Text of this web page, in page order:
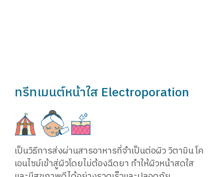
ทรีทเมนต์หน้าใส Electroporation
เป็นวิธีการส่งผ่านสารอาหารที่จำเป็นต่อผิว วิตามิน โค
เอนไซม์เข้าสู่ผิวโดยไม่ต้องฉีดยา ทำให้ผิวหน้าสดใส